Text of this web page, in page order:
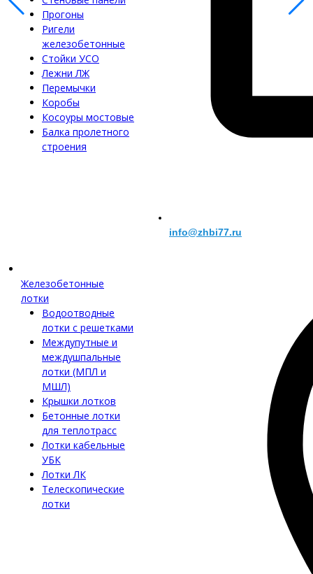
Прогоны
Ригели
железобетонные
Стойки УСО
Лежни ЛЖ
Перемычки
Коробы
Косоуры мостовые
Балка пролетного
строения
Железобетонные
лотки
Водоотводные
лотки с решетками
Междупутные и
междушпальные
лотки (МПЛ и
МШЛ)
Крышки лотков
Бетонные лотки
для теплотрасс
Лотки кабельные
УБК
Лотки ЛК
Телескопические
лотки
info@zhbi77.ru